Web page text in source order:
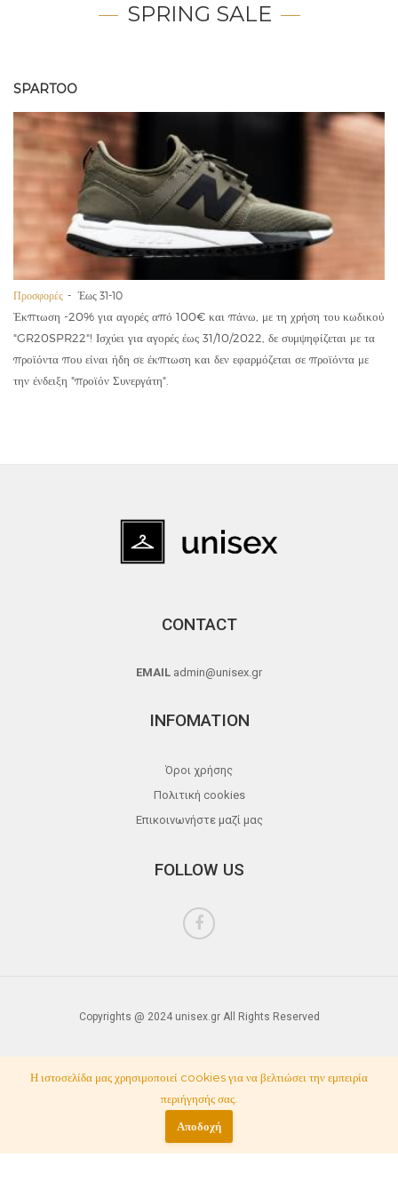
SPRING SALE
SPARTOO
Προσφορές Έως 31-10
Έκπτωση -20% για αγορές από 100€ και πάνω, με τη χρήση του κωδικού
"GR20SPR22"! Ισχύει για αγορές έως 31/10/2022, δε συμψηφίζεται με τα
προϊόντα που είναι ήδη σε έκπτωση και δεν εφαρμόζεται σε προϊόντα με
την ένδειξη "προϊόν Συνεργάτη".
CONTACT
EMAIL admin@unisex.gr
INFOMATION
Όροι χρήσης
Πολιτική cookies
Επικοινωνήστε μαζί μας
FOLLOW US
Copyrights @ 2024 unisex.gr All Rights Reserved
Η ιστοσελίδα μας χρησιμοποιεί cookies για να βελτιώσει την εμπειρία
περιήγησής σας.
Αποδοχή